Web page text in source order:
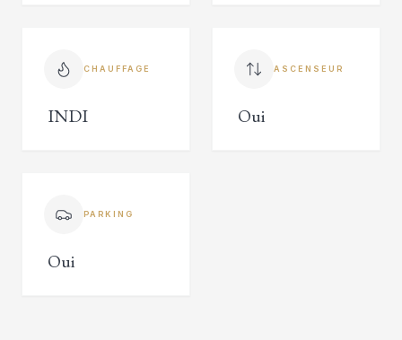
CHAUFFAGE
INDI
ASCENSEUR
Oui
PARKING
Oui